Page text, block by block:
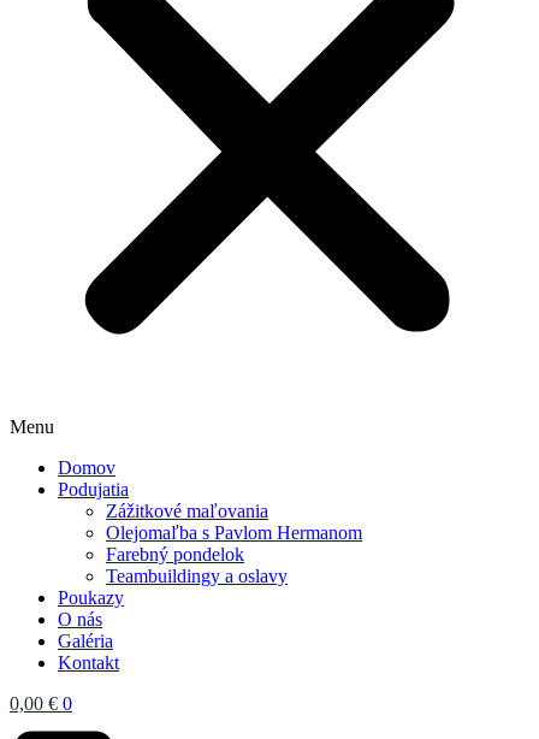
Menu
Domov
Podujatia
Zážitkové maľovania
Olejomaľba s Pavlom Hermanom
Farebný pondelok
Teambuildingy a oslavy
Poukazy
O nás
Galéria
Kontakt
0,00 € 0